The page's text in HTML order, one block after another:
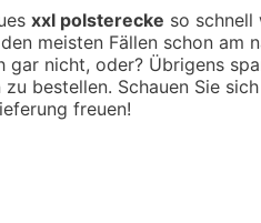
xxl polsterecke so schnell
meisten Fällen schon am
nicht, oder? Übrigens
bestellen. Schauen Sie
freuen!